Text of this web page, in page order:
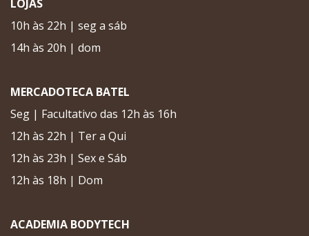
LOJAS
10h às 22h | seg a sáb
14h às 20h | dom
MERCADOTECA BATEL
Seg | Facultativo das 12h às 16h
12h às 22h | Ter a Qui
12h às 23h | Sex e Sáb
12h às 18h | Dom
ACADEMIA BODYTECH